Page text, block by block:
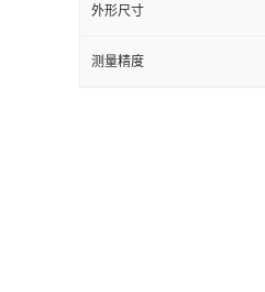
外形尺寸
测量精度